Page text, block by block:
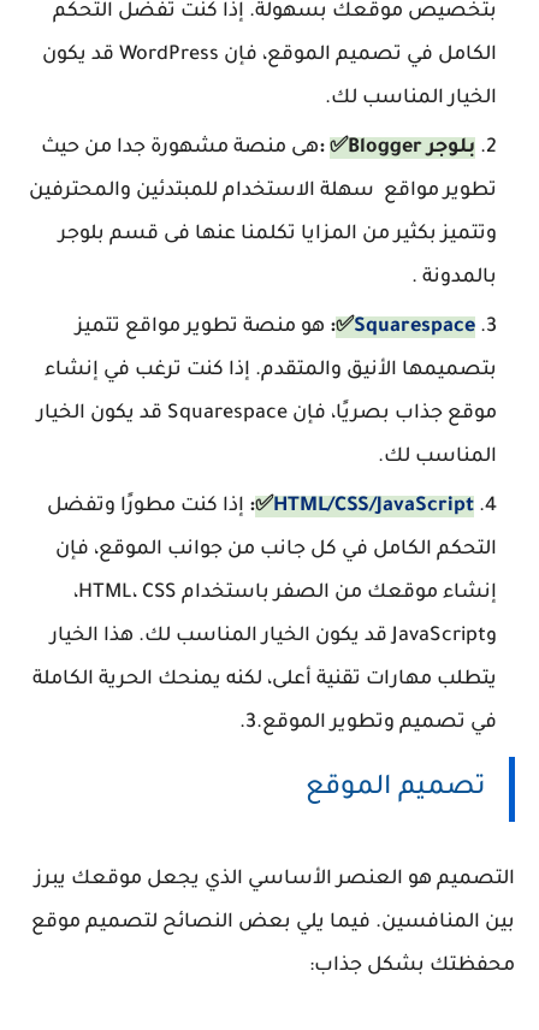
بتخصيص موقعك بسهولة. إذا كنت تفضل التحكم
الكامل في تصميم الموقع، فإن WordPress قد يكون
الخيار المناسب لك.
بلوجر Blogger✅ :هى منصة مشهورة جدا من حيث
تطوير مواقع سهلة الاستخدام للمبتدئين والمحترفين
وتتميز بكثير من المزايا تكلمنا عنها فى قسم بلوجر
بالمدونة .
Squarespace
✅
: هو منصة تطوير مواقع تتميز
بتصميمها الأنيق والمتقدم. إذا كنت ترغب في إنشاء
موقع جذاب بصريًا، فإن Squarespace قد يكون الخيار
المناسب لك.
HTML/CSS/JavaScript
✅
: إذا كنت مطورًا وتفضل
التحكم الكامل في كل جانب من جوانب الموقع، فإن
إنشاء موقعك من الصفر باستخدام HTML، CSS،
وJavaScript قد يكون الخيار المناسب لك. هذا الخيار
يتطلب مهارات تقنية أعلى، لكنه يمنحك الحرية الكاملة
في تصميم وتطوير الموقع.3.
تصميم الموقع
التصميم هو العنصر الأساسي الذي يجعل موقعك يبرز
بين المنافسين. فيما يلي بعض النصائح لتصميم موقع
محفظتك بشكل جذاب: